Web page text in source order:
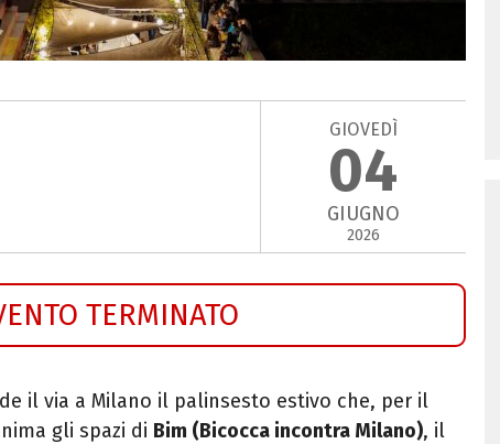
GIOVEDÌ
04
GIUGNO
2026
TERMINATO
il via a Milano il palinsesto estivo che, per il
gli spazi di Bim (Bicocca incontra Milano), il